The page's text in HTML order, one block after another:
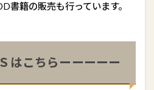
書籍の販売も行っています。
はこちらーーーーー